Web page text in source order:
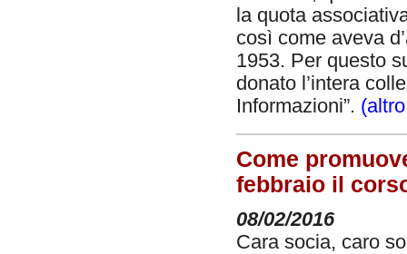
la quota
così come aveva
1953. Per questo
donato l’intera
Informazioni”.
Come
febbraio il
08/02/2016
Cara socia, caro